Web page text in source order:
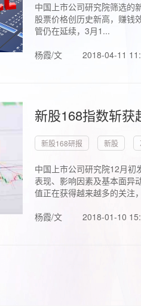
中国上市公司研究院筛选的
股票价格创历史新高，赚钱
管仍在延续，3月1...
杨霞/文
2018-04-11
新股168指数斩
新股168研报 新股
中国上市公司研究院12月初
表现、影响因素及基本面异
值正在获得越来越多的关注
杨霞/文
2018-01-10